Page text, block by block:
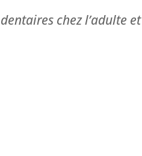
chez l’adulte et